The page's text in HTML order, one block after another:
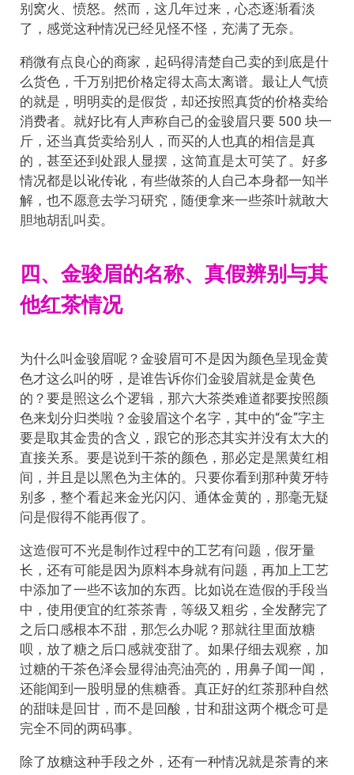
别窝火、愤怒。然而，这几年过来，心态逐渐看淡
了，感觉这种情况已经见怪不怪，充满了无奈。
稍微有点良心的商家，起码得清楚自己卖的到底是什
么货色，千万别把价格定得太高太离谱。最让人气愤
的就是，明明卖的是假货，却还按照真货的价格卖给
消费者。就好比有人声称自己的金骏眉只要 500 块一
斤，还当真货卖给别人，而买的人也真的相信是真
的，甚至还到处跟人显摆，这简直是太可笑了。好多
情况都是以讹传讹，有些做茶的人自己本身都一知半
解，也不愿意去学习研究，随便拿来一些茶叶就敢大
胆地胡乱叫卖。
四、金骏眉的名称、真假辨别与其
他红茶情况
为什么叫金骏眉呢？金骏眉可不是因为颜色呈现金黄
色才这么叫的呀，是谁告诉你们金骏眉就是金黄色
的？要是照这么个逻辑，那六大茶类难道都要按照颜
色来划分归类啦？金骏眉这个名字，其中的“金”字主
要是取其金贵的含义，跟它的形态其实并没有太大的
直接关系。要是说到干茶的颜色，那必定是黑黄红相
间，并且是以黑色为主体的。只要你看到那种黄牙特
别多，整个看起来金光闪闪、通体金黄的，那毫无疑
问是假得不能再假了。
这造假可不光是制作过程中的工艺有问题，假牙量
长，还有可能是因为原料本身就有问题，再加上工艺
中添加了一些不该加的东西。比如说在造假的手段当
中，使用便宜的红茶茶青，等级又粗劣，全发酵完了
之后口感根本不甜，那怎么办呢？那就往里面放糖
呗，放了糖之后口感就变甜了。如果仔细去观察，加
过糖的干茶色泽会显得油亮油亮的，用鼻子闻一闻，
还能闻到一股明显的焦糖香。真正好的红茶那种自然
的甜味是回甘，而不是回酸，甘和甜这两个概念可是
完全不同的两码事。
除了放糖这种手段之外，还有一种情况就是茶青的来